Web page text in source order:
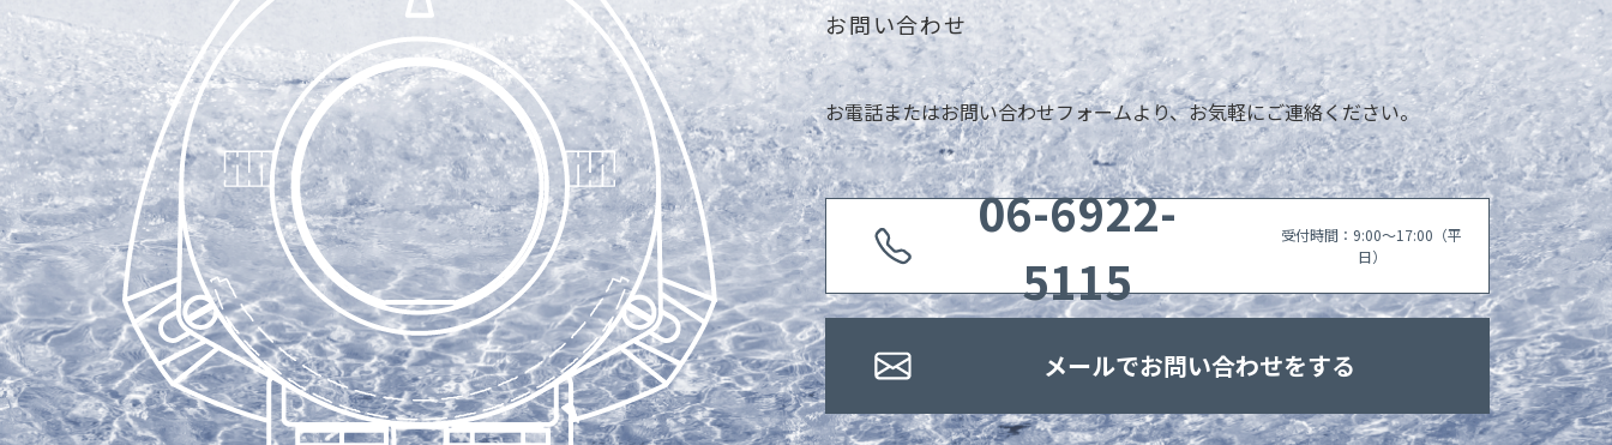
お問い合わせ
お電話またはお問い合わせフォームより、お気軽にご連絡ください。
06-6922-
5115
受付時間：9:00〜17:00（平
日）
メールでお問い合わせをする